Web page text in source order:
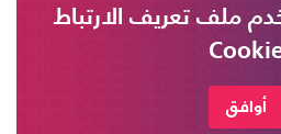
ملف تعريف الارتباط
أوافق